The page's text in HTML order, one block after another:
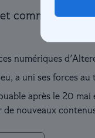
numériques
a uni ses forces
après le 20 mai
nouveaux